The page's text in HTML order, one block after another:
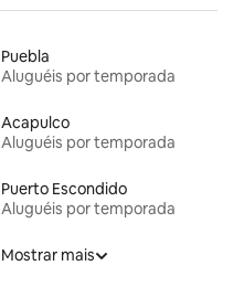
Puebla
Aluguéis por temporada
Acapulco
Aluguéis por temporada
Puerto Escondido
Aluguéis por temporada
Mostrar mais